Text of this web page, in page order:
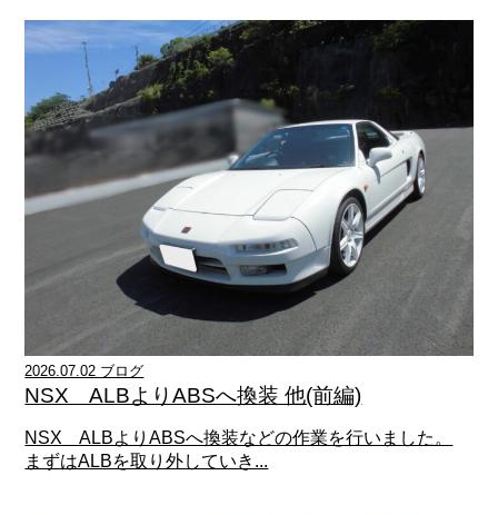
2026.07.02 ブログ
NSX ALBよりABSへ換装 他(前編)
NSX ALBよりABSへ換装などの作業を行いました。
まずはALBを取り外していき...